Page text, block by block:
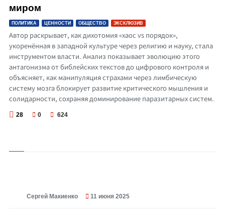
миром
ПОЛИТИКА ЦЕННОСТИ ОБЩЕСТВО ЭКСКЛЮЗИВ
Автор раскрывает, как дихотомия «хаос vs порядок»,
укоренённая в западной культуре через религию и науку, стала
инструментом власти. Анализ показывает эволюцию этого
антагонизма от библейских текстов до цифрового контроля и
объясняет, как манипуляция страхами через лимбическую
систему мозга блокирует развитие критического мышления и
солидарности, сохраняя доминирование паразитарных систем.
28 0 624
Сергей Макиенко 11 июня 2025